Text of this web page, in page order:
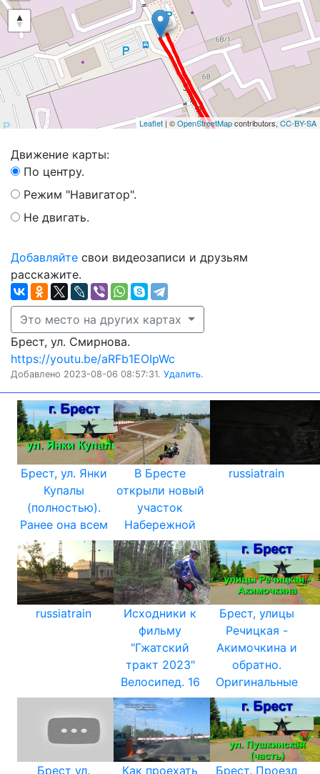
Leaflet | ©OpenStreetMapcontributors,CC-BY-SA
Движение карты:
По центру.
Режим "Навигатор".
Не двигать.
Добавляйте свои видеозаписи и друзьям
расскажите.
Это место на других картах
Брест, ул. Смирнова.
https://youtu.be/aRFb1EOIpWc
Добавлено 2023-08-06 08:57:31. Удалить.
Брест, ул. Янки
Купалы
(полностью).
Ранее она всем
В Бресте
открыли новый
участок
Набережной
russiatrain
russiatrain
Исходники к
фильму
"Гжатский
тракт 2023"
Велосипед. 16
Брест, улицы
Речицкая -
Акимочкина и
обратно.
Оригинальные
Брест ул.
Как проехать
Брест. Проезд